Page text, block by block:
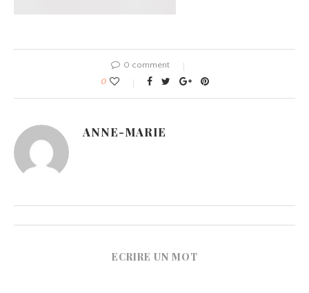
0 comment
0
ANNE-MARIE
ECRIRE UN MOT